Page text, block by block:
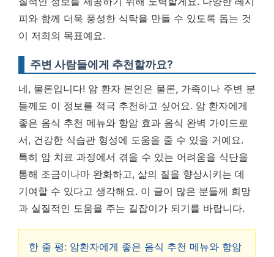
피와 함께 더욱 풍성한 식탁을 만들 수 있도록 돕는 것
이 저희의 목표예요.
주변 사람들에게 추천할까요?
네, 물론입니다! 암 환자 본인은 물론, 가족이나 주변 분
들께도 이 정보를 적극 추천하고 싶어요. 암 환자에게
좋은 음식 추천 메뉴와 항암 효과 음식 완벽 가이드로
서, 건강한 식습관 형성에 도움을 줄 수 있을 거예요.
특히 암 치료 과정에서 겪을 수 있는 어려움을 식단을
통해 조금이나마 완화하고, 삶의 질을 향상시키는 데
기여할 수 있다고 생각해요. 이 글이 많은 분들께 희망
과 실질적인 도움을 주는 길잡이가 되기를 바랍니다.
한 줄 평: 암환자에게 좋은 음식 추천 메뉴와 항암